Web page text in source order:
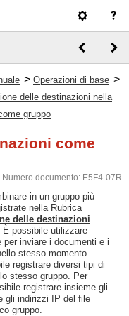
> Operazioni di base >
delle destinazioni nella
gruppo
come
Numero documento: E5F4-07R
in un gruppo più
nella Rubrica
delle destinazioni
È possibile utilizzare
per inviare i documenti e i
stesso momento
registrare diversi tipi di
stesso gruppo. Per
registrare insieme gli
gli indirizzi IP del file
gruppo.